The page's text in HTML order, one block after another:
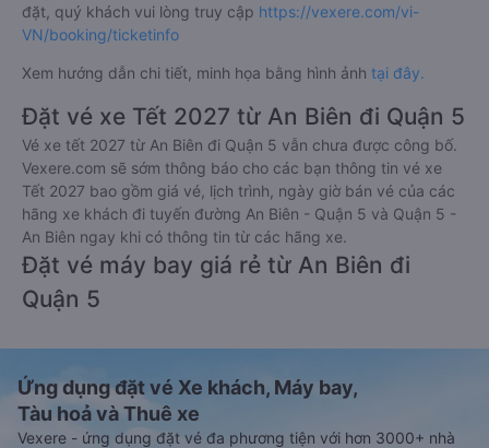
đặt, quý khách vui lòng truy cập https://vexere.com/vi-
VN/booking/ticketinfo
Xem hướng dẫn chi tiết, minh họa bằng hình ảnh tại đây.
Đặt vé xe Tết 2027 từ An Biên đi Quận 5
Vé xe tết 2027 từ An Biên đi Quận 5 vẫn chưa được công bố.
Vexere.com sẽ sớm thông báo cho các bạn thông tin vé xe
Tết 2027 bao gồm giá vé, lịch trình, ngày giờ bán vé của các
hãng xe khách đi tuyến đường An Biên - Quận 5 và Quận 5 -
An Biên ngay khi có thông tin từ các hãng xe.
Đặt vé máy bay giá rẻ từ An Biên đi
Quận 5
Ứng dụng đặt vé Xe khách, Máy bay,
Tàu hoả và Thuê xe
Vexere - ứng dụng đặt vé đa phương tiện với hơn 3000+ nhà